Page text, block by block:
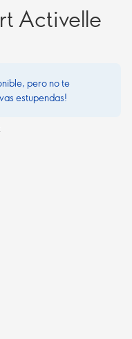
Activelle
pero no te
estupendas!